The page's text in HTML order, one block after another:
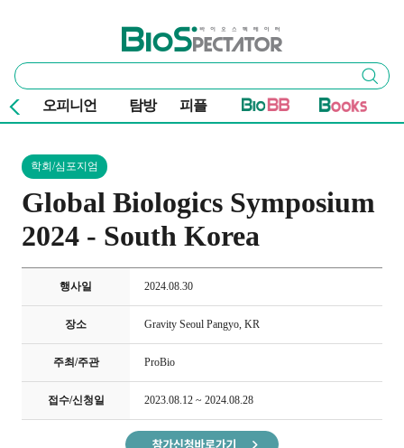
바이오스펙테이터
통
합
검
색
검색
오피니언 탐방 피플
학회/심포지엄
Global Biologics Symposium
2024 - South Korea
행사일 2024.08.30
장소 Gravity Seoul Pangyo, KR
주최/주관 ProBio
접수/신청일 2023.08.12 ~ 2024.08.28